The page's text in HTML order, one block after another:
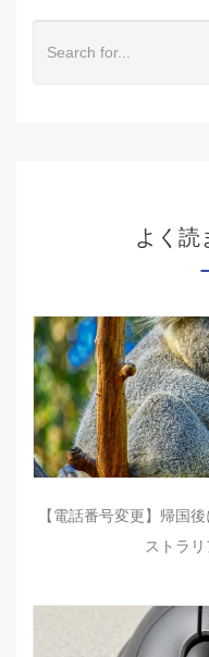
よく読
【電話番号変更】帰国
ストラリ